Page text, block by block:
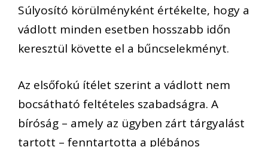
Súlyosító körülményként értékelte, hogy a
vádlott minden esetben hosszabb időn
keresztül követte el a bűncselekményt.
Az elsőfokú ítélet szerint a vádlott nem
bocsátható feltételes szabadságra. A
bíróság – amely az ügyben zárt tárgyalást
tartott – fenntartotta a plébános